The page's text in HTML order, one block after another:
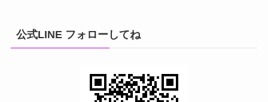
公式LINE フォローしてね